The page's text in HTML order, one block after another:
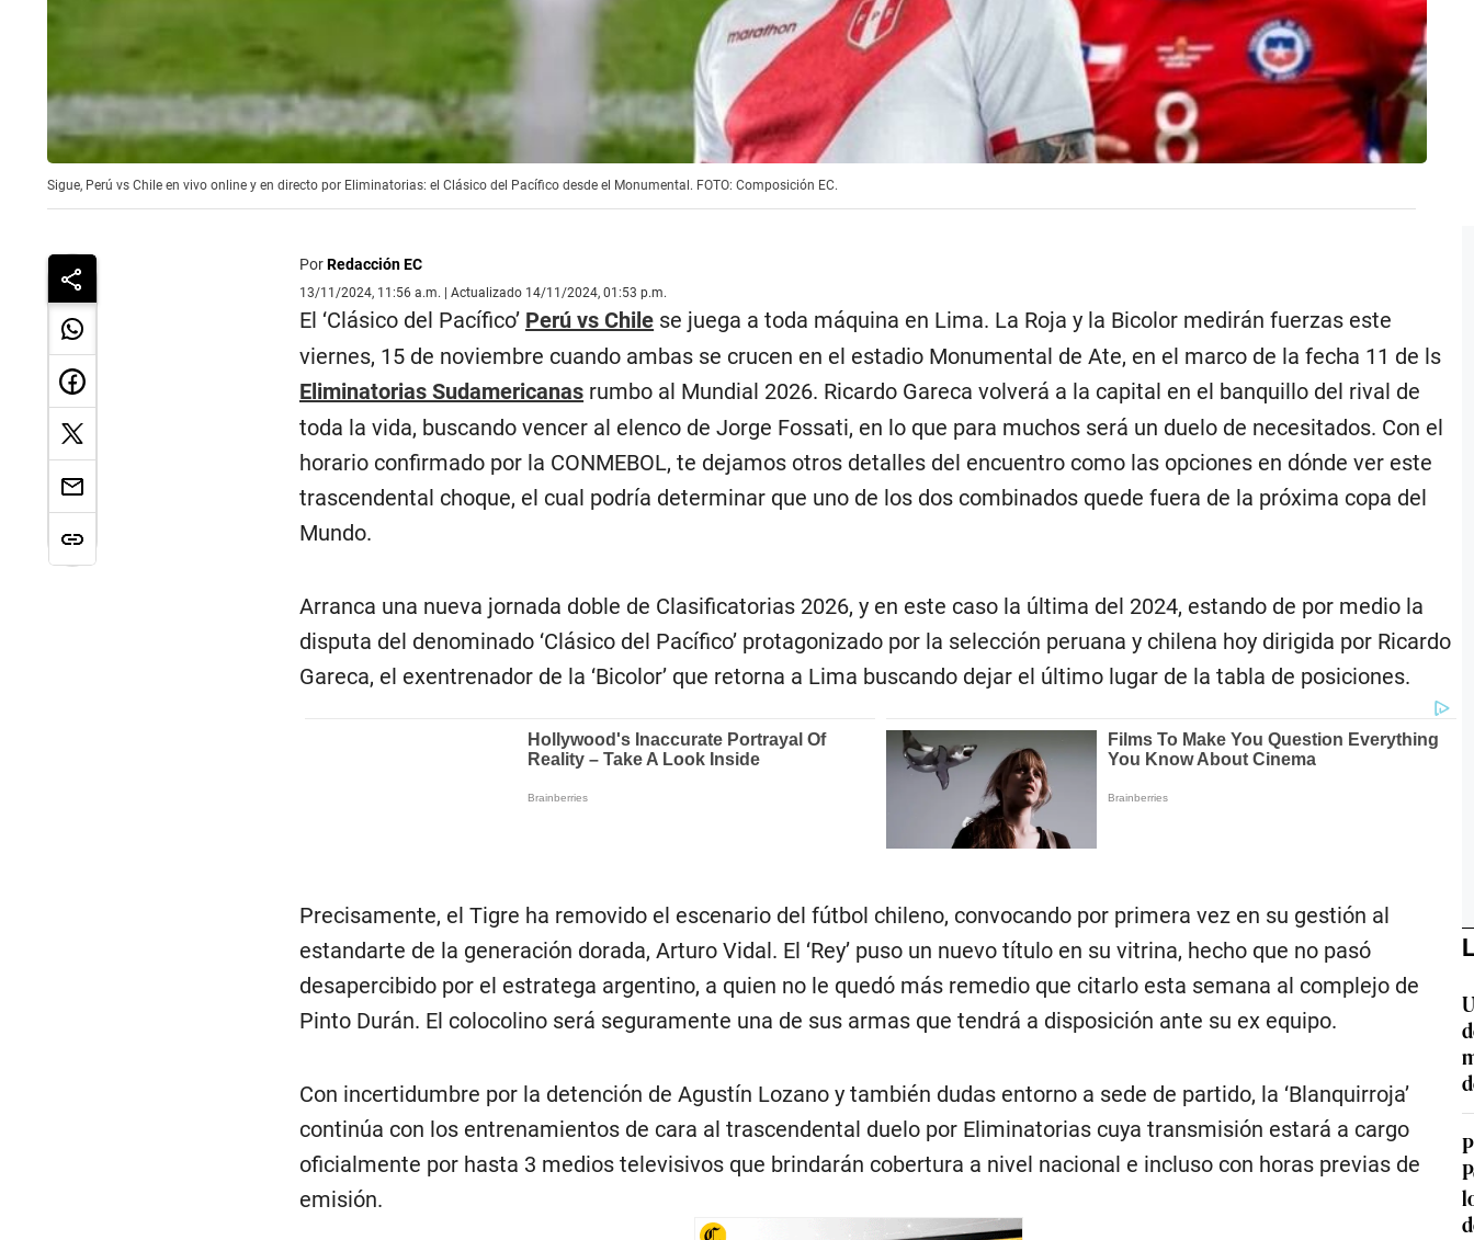
Sigue, Perú vs Chile en vivo online y en directo por Eliminatorias: el Clásico del Pacífico desde el Monumental. FOTO: Composición EC.
PorRedacción EC
13/11/2024, 11:56 a.m. | Actualizado 14/11/2024, 01:53 p.m.
El ‘Clásico del Pacífico’ Perú vs Chile se juega a toda máquina en Lima. La Roja y la Bicolor medirán fuerzas este
viernes, 15 de noviembre cuando ambas se crucen en el estadio Monumental de Ate, en el marco de la fecha 11 de ls
Eliminatorias Sudamericanas rumbo al Mundial 2026. Ricardo Gareca volverá a la capital en el banquillo del rival de
toda la vida, buscando vencer al elenco de Jorge Fossati, en lo que para muchos será un duelo de necesitados. Con el
horario confirmado por la CONMEBOL, te dejamos otros detalles del encuentro como las opciones en dónde ver este
trascendental choque, el cual podría determinar que uno de los dos combinados quede fuera de la próxima copa del
Mundo.
Arranca una nueva jornada doble de Clasificatorias 2026, y en este caso la última del 2024, estando de por medio la
disputa del denominado ‘Clásico del Pacífico’ protagonizado por la selección peruana y chilena hoy dirigida por Ricardo
Gareca, el exentrenador de la ‘Bicolor’ que retorna a Lima buscando dejar el último lugar de la tabla de posiciones.
Precisamente, el Tigre ha removido el escenario del fútbol chileno, convocando por primera vez en su gestión al
estandarte de la generación dorada, Arturo Vidal. El ‘Rey’ puso un nuevo título en su vitrina, hecho que no pasó
desapercibido por el estratega argentino, a quien no le quedó más remedio que citarlo esta semana al complejo de
Pinto Durán. El colocolino será seguramente una de sus armas que tendrá a disposición ante su ex equipo.
Con incertidumbre por la detención de Agustín Lozano y también dudas entorno a sede de partido, la ‘Blanquirroja’
continúa con los entrenamientos de cara al trascendental duelo por Eliminatorias cuya transmisión estará a cargo
oficialmente por hasta 3 medios televisivos que brindarán cobertura a nivel nacional e incluso con horas previas de
emisión.